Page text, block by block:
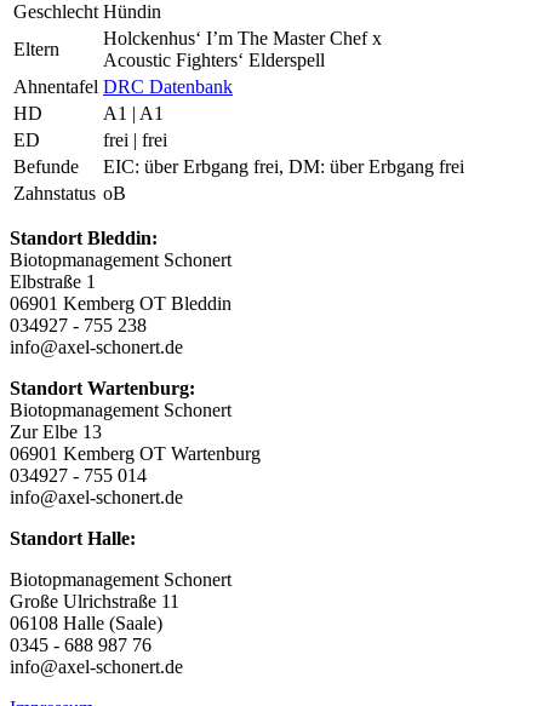
Geschlecht Hündin
Eltern
Holckenhus‘ I’m The Master Chef x
Acoustic Fighters‘ Elderspell
Ahnentafel DRC Datenbank
HD
A1 | A1
ED
frei | frei
Befunde
EIC: über Erbgang frei, DM: über Erbgang frei
Zahnstatus oB
Standort Bleddin:
Biotopmanagement Schonert
Elbstraße 1
06901 Kemberg OT Bleddin
034927 - 755 238
info@axel-schonert.de
Standort Wartenburg:
Biotopmanagement Schonert
Zur Elbe 13
06901 Kemberg OT Wartenburg
034927 - 755 014
info@axel-schonert.de
Standort Halle:
Biotopmanagement Schonert
Große Ulrichstraße 11
06108 Halle (Saale)
0345 - 688 987 76
info@axel-schonert.de